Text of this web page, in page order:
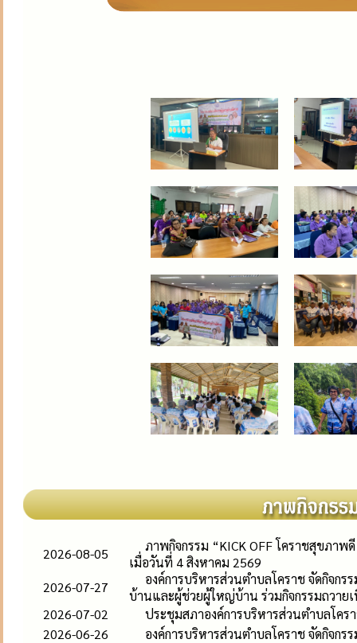
2026-08-05
ภาพกิจกรรม “KICK OFF โคราชสุขภาพ
เมื่อวันที่ 4 สิงหาคม 2569
2026-07-27
องค์การบริหารส่วนตำบลโคราช จัดกิจก
บ้านและผู้ช่วยผู้ใหญ่บ้าน ร่วมกิจกรรมถวาย
2026-07-02
ประชุมสภาองค์การบริหารส่วนตำบลโค
2026-06-26
องค์การบริหารส่วนตำบลโคราช จัดกิจก